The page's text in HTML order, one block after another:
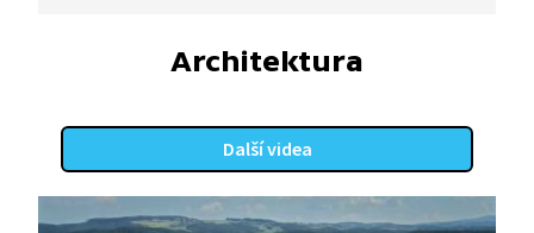
Architektura
Další videa